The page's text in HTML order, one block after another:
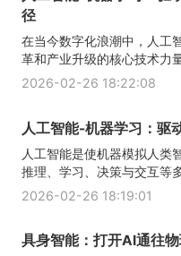
径
在当今数字化浪潮中，人工
革和产业升级的核心技术力
2026-02-26 18:22:08
人工智能-机器学习：驱
人工智能是使机器模拟人类
推理、学习、决策与交互等
2026-02-26 18:19:01
具身智能：打开AI通往